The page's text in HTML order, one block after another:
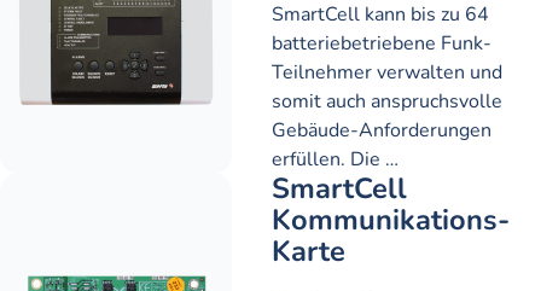
SmartCell kann bis zu 64
batteriebetriebene Funk-
Teilnehmer verwalten und
somit auch anspruchsvolle
Gebäude-Anforderungen
erfüllen. Die …
SmartCell
Kommunikations-
Karte